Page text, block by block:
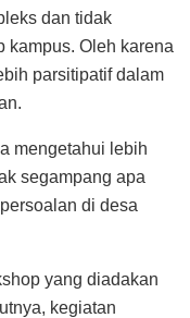
dan tidak
kampus. Oleh karena
parsitipatif dalam
mengetahui lebih
segampang apa
di desa
yang diadakan
kegiatan